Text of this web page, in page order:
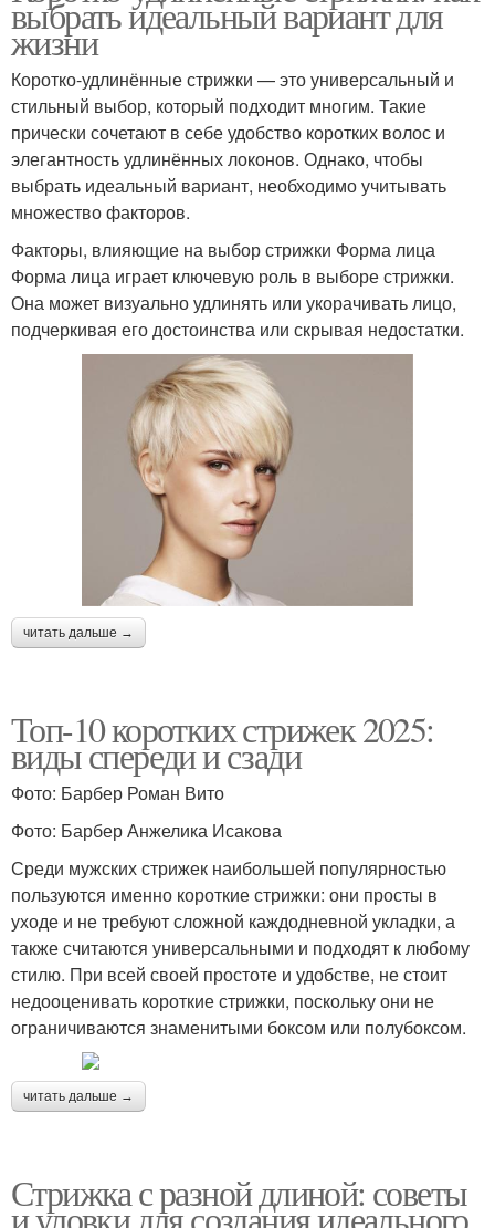
выбрать идеальный вариант для
жизни
Коротко-удлинённые стрижки — это универсальный и
стильный выбор, который подходит многим. Такие
прически сочетают в себе удобство коротких волос и
элегантность удлинённых локонов. Однако, чтобы
выбрать идеальный вариант, необходимо учитывать
множество факторов.
Факторы, влияющие на выбор стрижки Форма лица
Форма лица играет ключевую роль в выборе стрижки.
Она может визуально удлинять или укорачивать лицо,
подчеркивая его достоинства или скрывая недостатки.
читать дальше →
Топ-10 коротких стрижек 2025:
виды спереди и сзади
Фото: Барбер Роман Вито
Фото: Барбер Анжелика Исакова
Среди мужских стрижек наибольшей популярностью
пользуются именно короткие стрижки: они просты в
уходе и не требуют сложной каждодневной укладки, а
также считаются универсальными и подходят к любому
стилю. При всей своей простоте и удобстве, не стоит
недооценивать короткие стрижки, поскольку они не
ограничиваются знаменитыми боксом или полубоксом.
читать дальше →
Стрижка с разной длиной: советы